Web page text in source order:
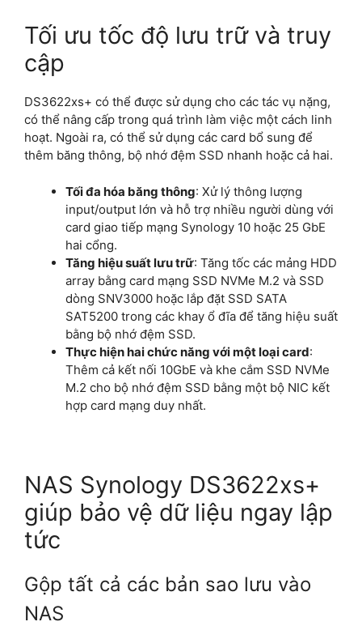
Tối ưu tốc độ lưu trữ và truy
cập
DS3622xs+ có thể được sử dụng cho các tác vụ nặng,
có thể nâng cấp trong quá trình làm việc một cách linh
hoạt. Ngoài ra, có thể sử dụng các card bổ sung để
thêm băng thông, bộ nhớ đệm SSD nhanh hoặc cả hai.
Tối đa hóa băng thông: Xử lý thông lượng
input/output lớn và hỗ trợ nhiều người dùng với
card giao tiếp mạng Synology 10 hoặc 25 GbE
hai cổng.
Tăng hiệu suất lưu trữ: Tăng tốc các mảng HDD
array bằng card mạng SSD NVMe M.2 và SSD
dòng SNV3000 hoặc lắp đặt SSD SATA
SAT5200 trong các khay ổ đĩa để tăng hiệu suất
bằng bộ nhớ đệm SSD.
Thực hiện hai chức năng với một loại card:
Thêm cả kết nối 10GbE và khe cắm SSD NVMe
M.2 cho bộ nhớ đệm SSD bằng một bộ NIC kết
hợp card mạng duy nhất.
NAS Synology DS3622xs+
giúp bảo vệ dữ liệu ngay lập
tức
Gộp tất cả các bản sao lưu vào
NAS